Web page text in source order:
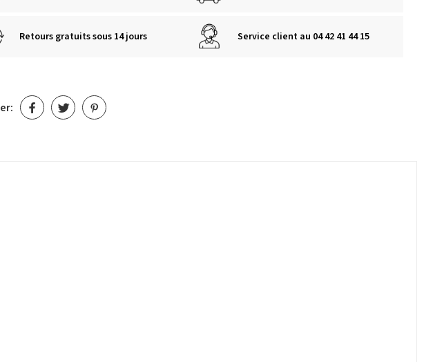
Retours gratuits sous 14 jours Service client au 04 42 41 44 15